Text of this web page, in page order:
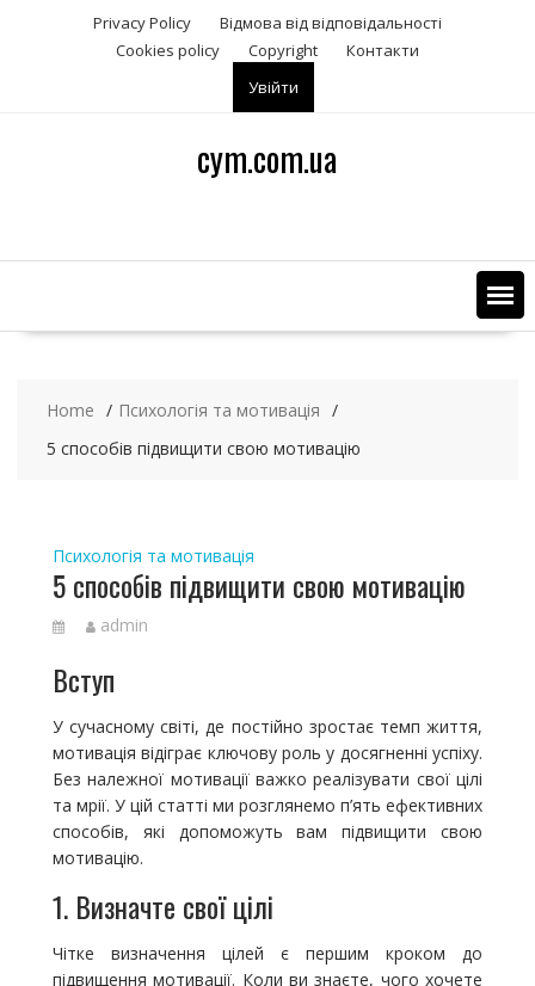
t
Privacy Policy
Відмова від відповідальності
Сookies policy
Copyright
Контакти
Увійти
cym.com.ua
Home
Психологія та мотивація
5 способів підвищити свою мотивацію
Психологія та мотивація
5 способів підвищити свою мотивацію
admin
Вступ
У сучасному світі, де постійно зростає темп життя,
мотивація відіграє ключову роль у досягненні успіху.
Без належної мотивації важко реалізувати свої цілі
та мрії. У цій статті ми розглянемо п’ять ефективних
способів, які допоможуть вам підвищити свою
мотивацію.
1. Визначте свої цілі
Чітке визначення цілей є першим кроком до
підвищення мотивації. Коли ви знаєте, чого хочете